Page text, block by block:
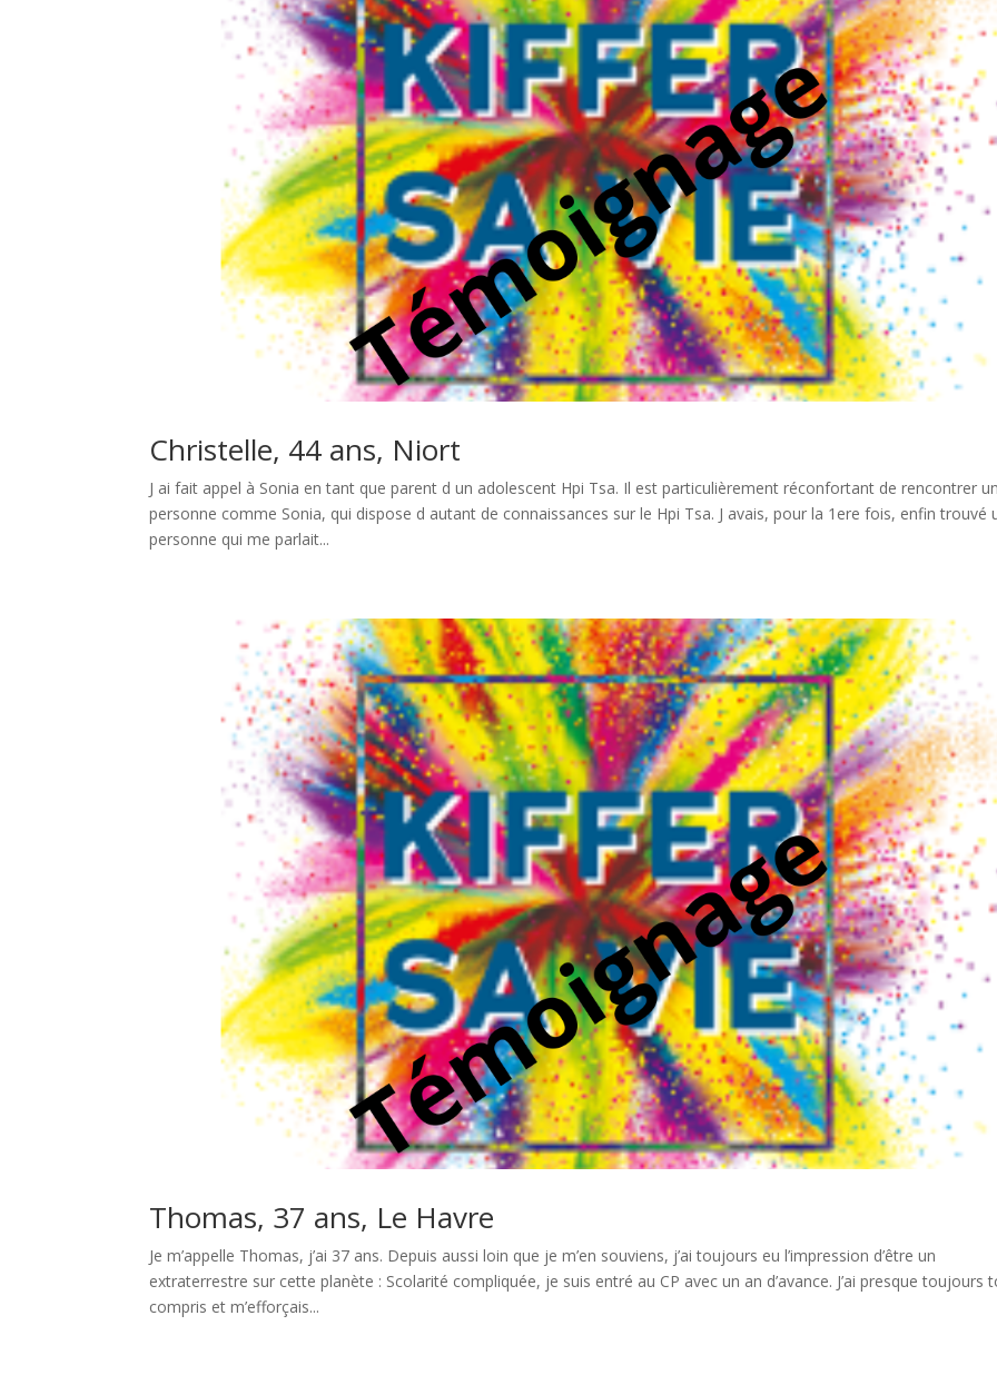
Christelle, 44 ans, Niort
J ai fait appel à Sonia en tant que parent d un adolescent Hpi Tsa. Il est particulièrement réconfortant de rencontrer
personne comme Sonia, qui dispose d autant de connaissances sur le Hpi Tsa. J avais, pour la 1ere fois, enfin trouvé
personne qui me parlait...
Thomas, 37 ans, Le Havre
Je m’appelle Thomas, j’ai 37 ans. Depuis aussi loin que je m’en souviens, j’ai toujours eu l’impression d’être un
extraterrestre sur cette planète : Scolarité compliquée, je suis entré au CP avec un an d’avance. J’ai presque toujours
compris et m’efforçais...